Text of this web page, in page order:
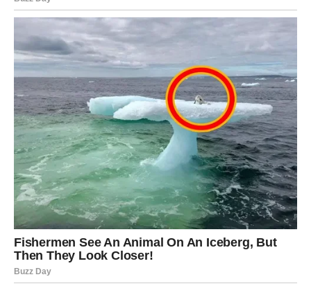
Na poslovnom planu moguća je saradnja sa ljudima koji
dele vaše vizije.
U ljubavi vas očekuju iznenađenja.
Ribe